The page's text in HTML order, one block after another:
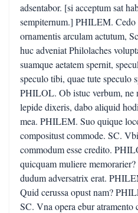
adsentabor. [si acceptum sat
sempiternum.] PHILEM. Cedo
ornamentis arculam actutum,
huc adveniat Philolaches
suamque aetatem spernit,
speculo tibi, quae tute speculo
PHILOL. Ob istuc verbum, ne
lepide dixeris, dabo aliquid
mea. PHILEM. Suo quique
compositust commode. SC.
commodum esse credito.
quicquam muliere
dudum adversatrix erat.
Quid cerussa opust nam?
SC. Vna opera ebur atramento